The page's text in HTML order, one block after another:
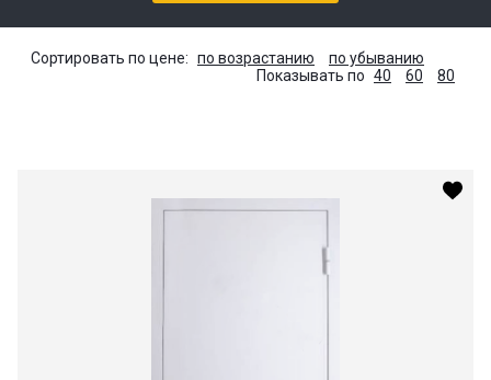
Сортировать по цене: по возрастанию
по убыванию
Показывать по 40 60 80